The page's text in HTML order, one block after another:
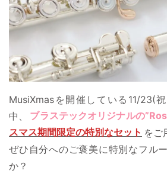
MusiXmasを開催している11/23(
中、
ブラステックオリジナルの
スマス期間限定の特別なセット をご
ぜひ自分へのご褒美に特別なフル
か？